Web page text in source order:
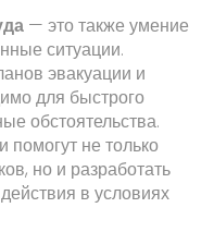
— это также умение
ситуации.
эвакуации и
для быстрого
обстоятельства.
помогут не только
но и разработать
в условиях